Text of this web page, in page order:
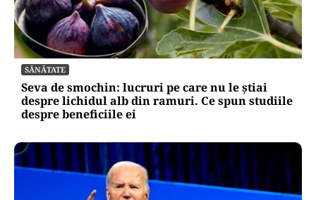
SĂNĂTATE
Seva de smochin: lucruri pe care nu le știai
despre lichidul alb din ramuri. Ce spun studiile
despre beneficiile ei